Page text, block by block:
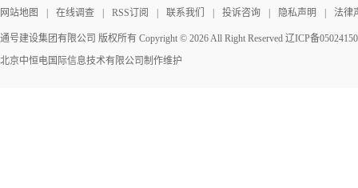
网站地图 在线调查 RSS订阅 联系我们 投诉咨询 隐私声明 法律
通号建设集团有限公司 版权所有 Copyright © 2026 All Right Reserved 辽ICP备
北京中恒电国际信息技术有限公司 制作维护